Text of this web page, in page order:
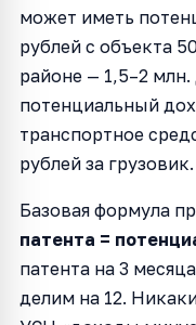
может иметь
рублей с объекта
районе — 1,5–2
потенциальный
транспортное
рублей за грузовик.
Базовая формула
патента =
патента на 3
делим на 12.